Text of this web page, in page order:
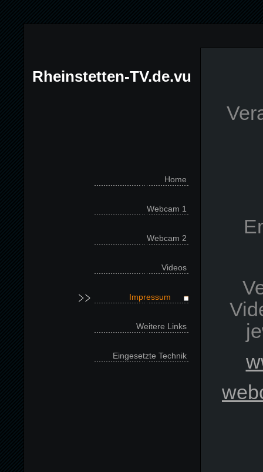
Rheinstetten-TV.de.vu
Home
Webcam 1
Webcam 2
Videos
Impressum
Weitere Links
Eingesetzte Technik